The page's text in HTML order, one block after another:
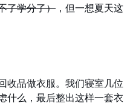
了学分了） ，但一想夏天这
收品做衣服。我们寝室几位
什么，最后整出这样一套衣